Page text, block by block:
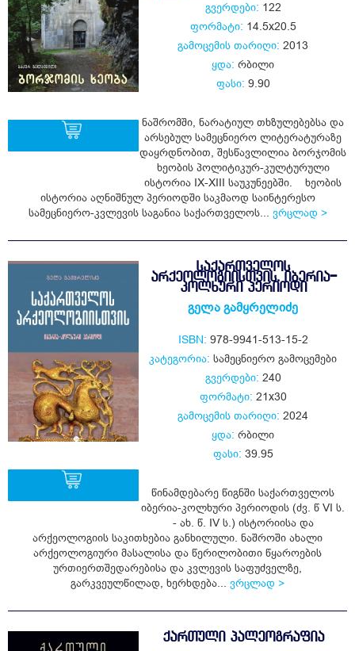
გვერდები: 122
ფორმატი: 14.5x20.5
გამოცემის თარიღი: 2013
ყდა: რბილი
ფასი: 9.90
ნაშრომში, ნარატიულ თხზულებებსა და
არსებულ სამეცნიერო ლიტერატურაზე
დაყრდნობით, შესწავლილია ბორჯომის
ხეობის პოლიტიკურ-კულტურული
ისტორია IX-XIII საუკუნეებში. ხეობის
ისტორია აღნიშნულ პერიოდში საკმაოდ საინტერესო
სამეცნიერო-კვლევის საგანია საქართველოს... ვრცლად >
ყიდვა
ᲡᲐᲥᲐᲠᲗᲕᲔᲚᲝᲡ
ᲐᲠᲥᲔᲝᲚᲝᲒᲘᲘᲡᲗᲕᲘᲡ. ᲘᲑᲔᲠᲘᲐ-
ᲙᲝᲚᲮᲣᲠᲘ ᲞᲔᲠᲘᲝᲓᲘ
გელა გამყრელიძე
ISBN: 978-9941-513-15-2
კატეგორია: სამეცნიერო გამოცემები
გვერდები: 240
ფორმატი: 21x30
გამოცემის თარიღი: 2024
ყდა: რბილი
ფასი: 39.95
წინამდებარე წიგნში საქართველოს
იბერია-კოლხური პერიოდის (ძვ. წ VI ს.
- ახ. წ. IV ს.) ისტორიისა და
არქეოლოგიის საკითხებია განხილული. ნაშროში ახალი
არქეოლოგიური მასალისა და წერილობითი წყაროების
ურთიერთშედარებისა და კვლევის საფუძველზე,
გარკვეულწილად, ხერხდება... ვრცლად >
ᲥᲐᲠᲗᲣᲚᲘ ᲞᲐᲚᲔᲝᲒᲠᲐᲤᲘᲐ